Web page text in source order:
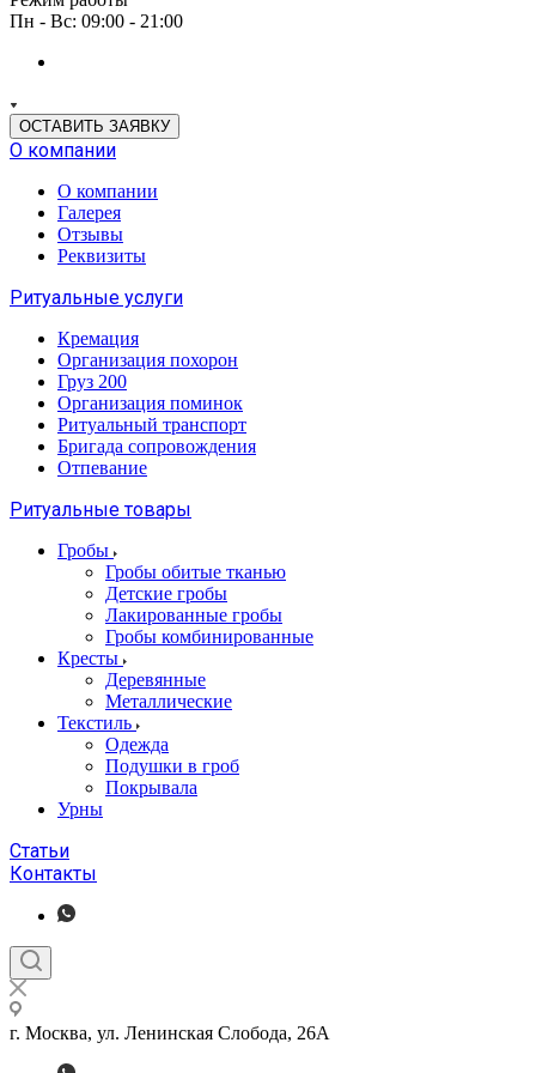
Пн - Вс: 09:00 - 21:00
ОСТАВИТЬ ЗАЯВКУ
О компании
О компании
Галерея
Отзывы
Реквизиты
Ритуальные услуги
Кремация
Организация похорон
Груз 200
Организация поминок
Ритуальный транспорт
Бригада сопровождения
Отпевание
Ритуальные товары
Гробы
Гробы обитые тканью
Детские гробы
Лакированные гробы
Гробы комбинированные
Кресты
Деревянные
Металлические
Текстиль
Одежда
Подушки в гроб
Покрывала
Урны
Статьи
Контакты
г. Москва, ул. Ленинская Слобода, 26А